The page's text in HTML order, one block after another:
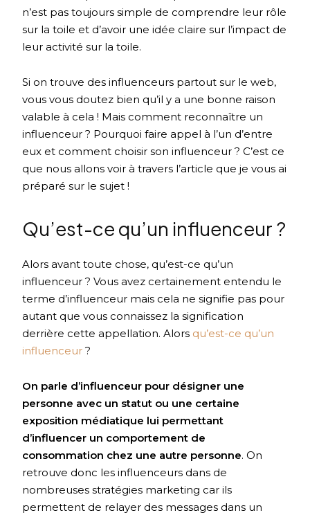
n’est pas toujours simple de comprendre leur rôle
sur la toile et d’avoir une idée claire sur l’impact de
leur activité sur la toile.
Si on trouve des influenceurs partout sur le web,
vous vous doutez bien qu’il y a une bonne raison
valable à cela ! Mais comment reconnaître un
influenceur ? Pourquoi faire appel à l’un d’entre
eux et comment choisir son influenceur ? C’est ce
que nous allons voir à travers l’article que je vous ai
préparé sur le sujet !
Qu’est-ce qu’un influenceur ?
Alors avant toute chose, qu’est-ce qu’un
influenceur ? Vous avez certainement entendu le
terme d’influenceur mais cela ne signifie pas pour
autant que vous connaissez la signification
derrière cette appellation. Alors qu’est-ce qu’un
influenceur ?
On parle d’influenceur pour désigner une
personne avec un statut ou une certaine
exposition médiatique lui permettant
d’influencer un comportement de
consommation chez une autre personne. On
retrouve donc les influenceurs dans de
nombreuses stratégies marketing car ils
permettent de relayer des messages dans un